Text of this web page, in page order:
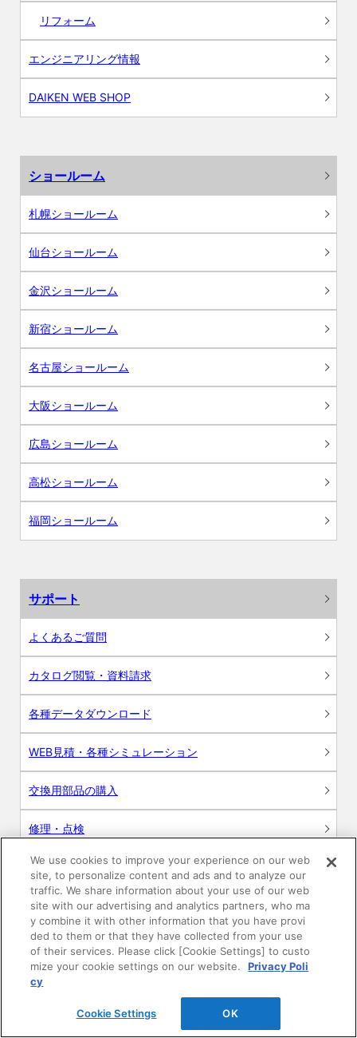
リフォーム
エンジニアリング情報
DAIKEN WEB SHOP
ショールーム
札幌ショールーム
仙台ショールーム
金沢ショールーム
新宿ショールーム
名古屋ショールーム
大阪ショールーム
広島ショールーム
高松ショールーム
福岡ショールーム
サポート
よくあるご質問
カタログ閲覧・資料請求
各種データダウンロード
WEB見積・各種シミュレーション
交換用部品の購入
修理・点検
お問い合わせ
ログイン
建築・設計関係者様向けサイト
ユーザー登録サービス
WEB見積システム
We use cookies to improve your experience on our web
site, to personalize content and ads and to analyze our
traffic. We share information about your use of our web
site with our advertising and analytics partners, who ma
y combine it with other information that you have provi
ded to them or that they have collected from your use
of their services. Please click [Cookie Settings] to custo
mize your cookie settings on our website.
Privacy Poli
cy
Cookie Settings OK